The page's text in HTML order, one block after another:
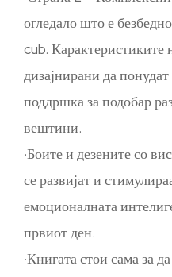
огледало што е
cub. Карактеристиките
дизајнирани да
поддршка за подобар
вештини.
·Боите и дезените со
се развијат и
емоционалната
првиот ден.
·Книгата стои сама за